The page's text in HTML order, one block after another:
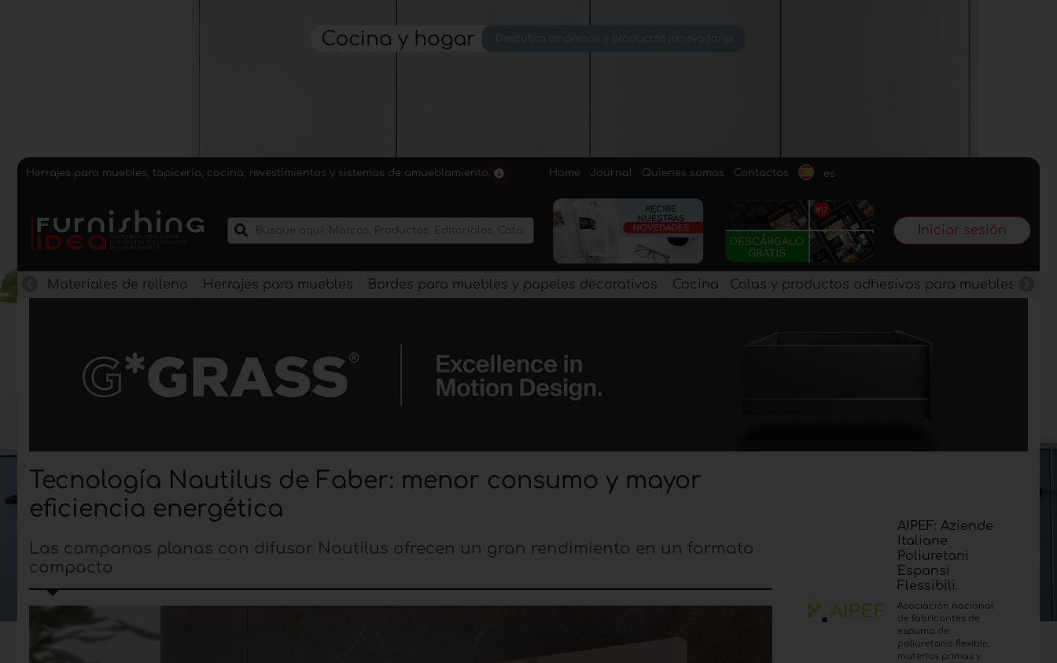
Herrajes para muebles, tapicería, cocina, revestimientos y sistemas de amueblamiento. Home Journal Quienes somos Contactos es
Iniciar sesión
Materiales de relleno Herrajes para muebles Bordes para muebles y papeles decorativos Cocina Colas y productos adhesivos para muebles
Tecnología Nautilus de Faber: menor consumo y mayor
eficiencia energética
Las campanas planas con difusor Nautilus ofrecen un gran rendimiento en un formato
compacto
AIPEF: Aziende
Italiane
Poliuretani
Espansi
Flessibili.
Asociación nacional
de fabricantes de
espuma de
poliuretano flexible,
materias primas y